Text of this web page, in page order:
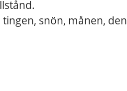
snön, månen, den